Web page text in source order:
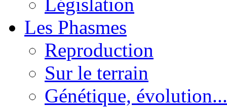
Les Phasmes
Reproduction
Sur le terrain
Génétique, évolution...